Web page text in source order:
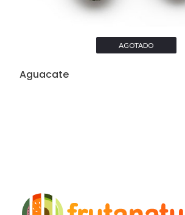
AGOTADO
Aguacate